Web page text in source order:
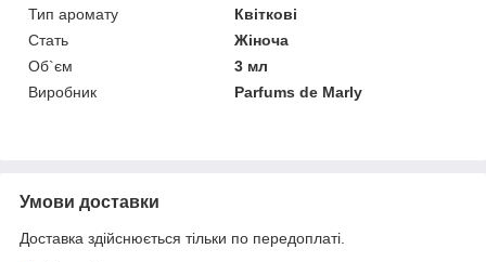
Тип аромату
Квіткові
Стать
Жіноча
Об`єм
3 мл
Виробник
Parfums de Marly
Умови доставки
Доставка здійснюється тільки по передоплаті.